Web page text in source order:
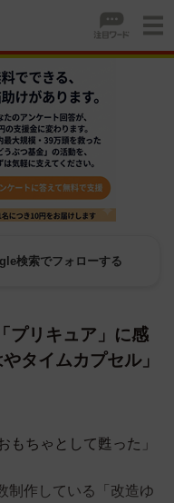
検索でフォローする
プリキュア」に感
タイムカプセル」
もちゃとして甦った」
制作している「改造ゆ